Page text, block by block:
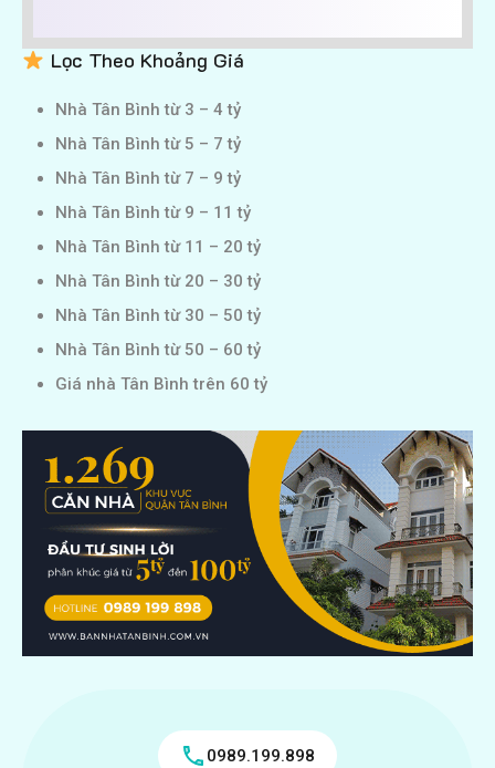
Lọc Theo Khoảng Giá
Nhà Tân Bình từ 3 – 4 tỷ
Nhà Tân Bình từ 5 – 7 tỷ
Nhà Tân Bình từ 7 – 9 tỷ
Nhà Tân Bình từ 9 – 11 tỷ
Nhà Tân Bình từ 11 – 20 tỷ
Nhà Tân Bình từ 20 – 30 tỷ
Nhà Tân Bình từ 30 – 50 tỷ
Nhà Tân Bình từ 50 – 60 tỷ
Giá nhà Tân Bình trên 60 tỷ
0989.199.898